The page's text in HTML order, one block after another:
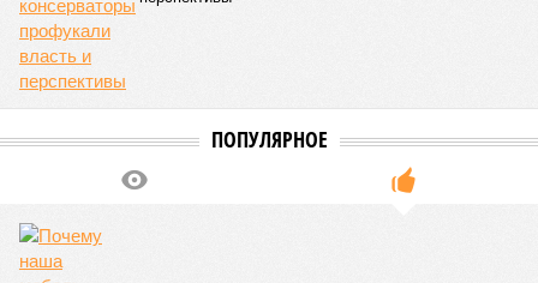
ПОПУЛЯРНОЕ